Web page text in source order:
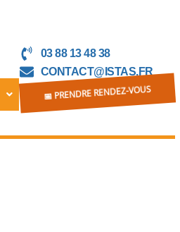
03 88 13 48 38
CONTACT@ISTAS.FR
📅 PRENDRE RENDEZ-VOUS